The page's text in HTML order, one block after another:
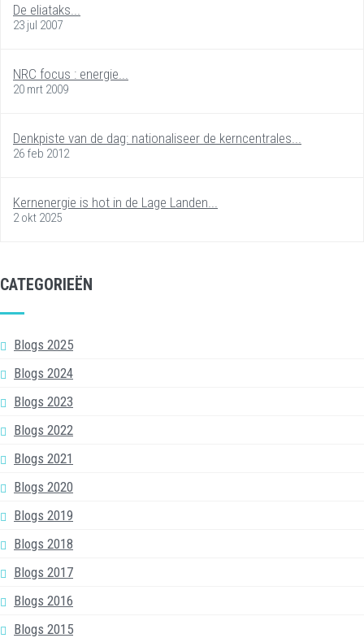
De eliataks...
23 jul 2007
NRC focus : energie...
20 mrt 2009
Denkpiste van de dag: nationaliseer de kerncentrales...
26 feb 2012
Kernenergie is hot in de Lage Landen...
2 okt 2025
CATEGORIEËN
Blogs 2025
Blogs 2024
Blogs 2023
Blogs 2022
Blogs 2021
Blogs 2020
Blogs 2019
Blogs 2018
Blogs 2017
Blogs 2016
Blogs 2015